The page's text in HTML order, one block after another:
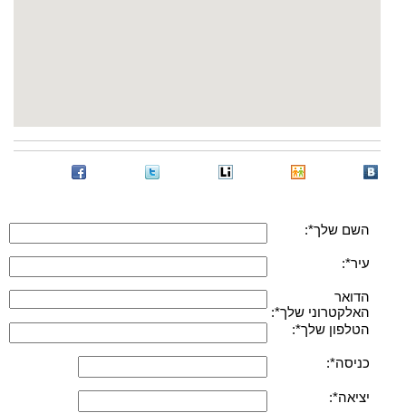
השם שלך*:
עיר*:
הדואר
האלקטרוני שלך*:
הטלפון שלך*:
כניסה*:
יציאה*: